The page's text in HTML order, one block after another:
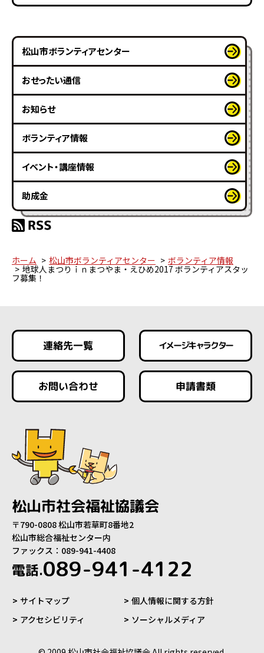
松山市ボランティアセンター
おせったい通信
お知らせ
ボランティア情報
イベント・講座情報
助成金
ホーム 松山市ボランティアセンター ボランティア情報
地球人まつりｉｎまつやま・えひめ2017 ボランティアスタッ
フ募集！
連絡先一覧 イメージキャラクター
お問い合わせ 申請書類
松山市社会福祉協議会
〒790-0808 松山市若草町8番地2
松山市総合福祉センター内
ファックス：089-941-4408
電話.089-941-4122
サイトマップ
個人情報に関する方針
アクセシビリティ
ソーシャルメディア